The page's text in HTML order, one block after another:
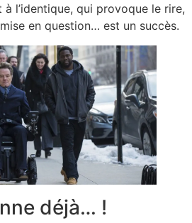
l’identique, qui provoque le rire,
en question… est un succès.
déjà… !